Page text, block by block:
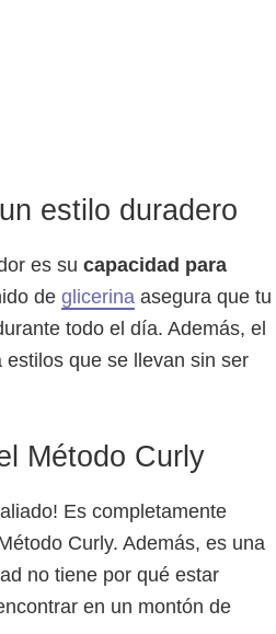
estilo duradero
es su capacidad para
de glicerina asegura que tu
todo el día. Además, el
que se llevan sin ser
Método Curly
Es completamente
Curly. Además, es una
no tiene por qué estar
en un montón de